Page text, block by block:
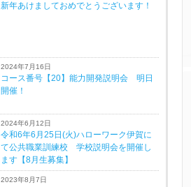
新年あけましておめでとうございます！
2024年7月16日
コース番号【20】能力開発説明会 明日
開催！
2024年6月12日
令和6年6月25日(火)ハローワーク伊賀に
て公共職業訓練校 学校説明会を開催し
ます【8月生募集】
2023年8月7日